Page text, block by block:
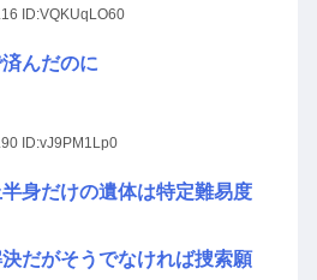
ID:VQKUqLO60
んだのに
ID:vJ9PM1Lp0
身だけの遺体は特定難易度
だがそうでなければ捜索願